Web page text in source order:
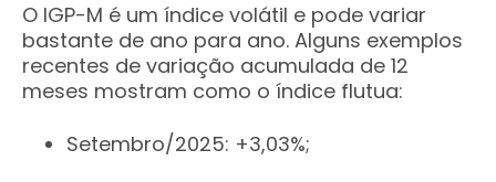
O IGP-M é um índice volátil e pode variar
bastante de ano para ano. Alguns exemplos
recentes de variação acumulada de 12
meses mostram como o índice flutua:
Setembro/2025: +3,03%;